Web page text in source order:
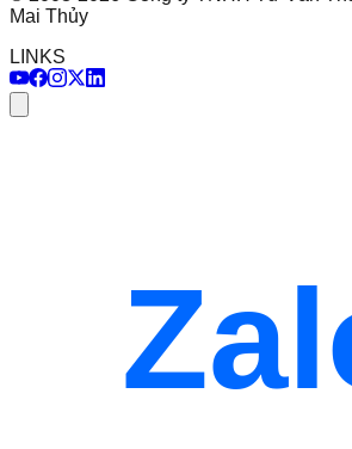
Mai Thủy
LINKS